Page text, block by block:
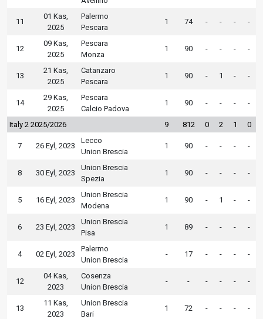
11
01 Kas,
2025
Palermo
Pescara
1 74 - - - -
12
09 Kas,
2025
Pescara
Monza
1 90 - - - -
13
21 Kas,
2025
Catanzaro
Pescara
1 90 - 1 - -
14
29 Kas,
2025
Pescara
Calcio Padova
1 90 - - - -
Italy 2 2025/2026 9 812 0 2 1 0
7 26 Eyl, 2023
Lecco
Union Brescia
1 90 - - - -
8 30 Eyl, 2023
Union Brescia
Spezia
1 90 - - - -
5 16 Eyl, 2023
Union Brescia
Modena
1 90 - 1 - -
6 23 Eyl, 2023
Union Brescia
Pisa
1 89 - - - -
4 02 Eyl, 2023
Palermo
Union Brescia
- 17 - - - -
12
04 Kas,
2023
Cosenza
Union Brescia
- - - - - -
13
11 Kas,
2023
Union Brescia
Bari
1 72 - - - -